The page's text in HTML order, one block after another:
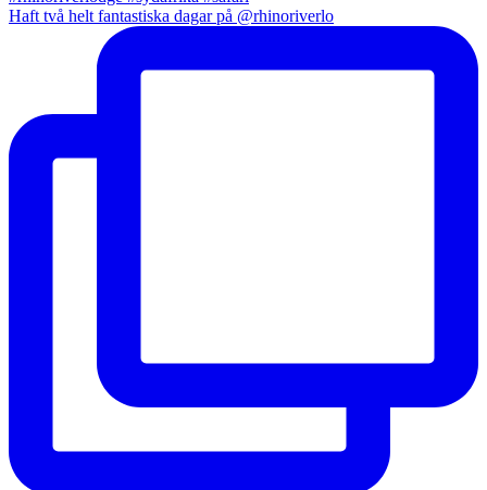
Haft två helt fantastiska dagar på @rhinoriverlo